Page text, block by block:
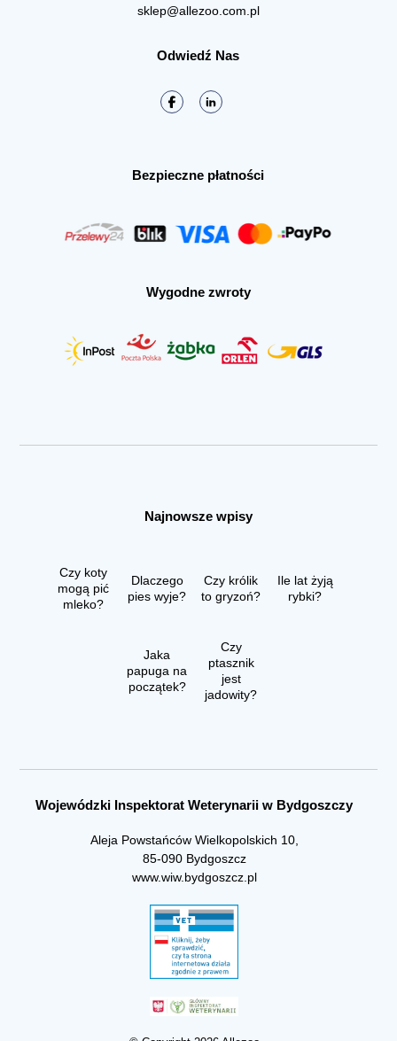
sklep@allezoo.com.pl
Odwiedź Nas
Bezpieczne płatności
Wygodne zwroty
Najnowsze wpisy
Czy koty
mogą pić
mleko?
Dlaczego
pies wyje?
Czy królik
to gryzoń?
Ile lat żyją
rybki?
Jaka
papuga na
początek?
Czy
ptasznik
jest
jadowity?
Wojewódzki Inspektorat Weterynarii w Bydgoszczy
Aleja Powstańców Wielkopolskich 10,
85-090 Bydgoszcz
www.wiw.bydgoszcz.pl